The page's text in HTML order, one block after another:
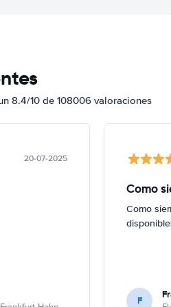
8.4/10 de 108006 valoraciones
20-07-2025
Como
Como
F